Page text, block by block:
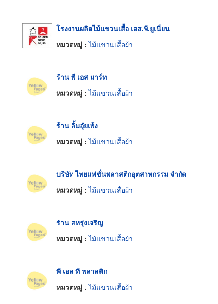
โรงงานผลิตไม้แขวนเสื้อ เอส.พี.ยูเนี่ยน
หมวดหมู่ :ไม้แขวนเสื้อผ้า
ร้าน พี เอส มาร์ท
หมวดหมู่ :ไม้แขวนเสื้อผ้า
ร้าน ลิ้มอุ๋ยเพ้ง
หมวดหมู่ :ไม้แขวนเสื้อผ้า
บริษัท ไทยแฟชั่นพลาสติกอุตสาหกรรม จำกัด
หมวดหมู่ :ไม้แขวนเสื้อผ้า
ร้าน สหรุ่งเจริญ
หมวดหมู่ :ไม้แขวนเสื้อผ้า
พี เอส ที พลาสติก
หมวดหมู่ :ไม้แขวนเสื้อผ้า